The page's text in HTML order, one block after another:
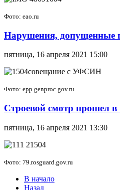
Фото: eao.ru
Нарушения, допущенные
пятница, 16 апреля 2021 15:00
Фото: epp.genproc.gov.ru
Строевой смотр прошел
пятница, 16 апреля 2021 13:30
Фото: 79.rosguard.gov.ru
В начало
Назад